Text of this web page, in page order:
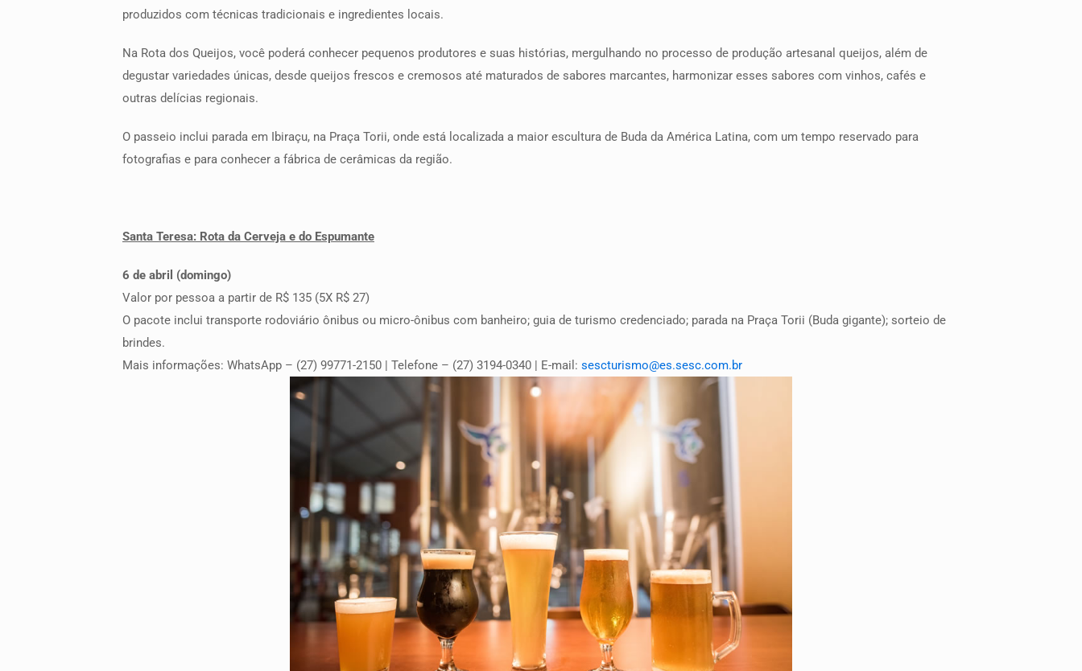
produzidos com técnicas tradicionais e ingredientes locais.
Na Rota dos Queijos, você poderá conhecer pequenos produtores e suas histórias, mergulhando no processo de produção artesanal queijos, além de
degustar variedades únicas, desde queijos frescos e cremosos até maturados de sabores marcantes, harmonizar esses sabores com vinhos, cafés e
outras delícias regionais.
O passeio inclui parada em Ibiraçu, na Praça Torii, onde está localizada a maior escultura de Buda da América Latina, com um tempo reservado para
fotografias e para conhecer a fábrica de cerâmicas da região.
Santa Teresa: Rota da Cerveja e do Espumante
6 de abril (domingo)
Valor por pessoa a partir de R$ 135 (5X R$ 27)
O pacote inclui transporte rodoviário ônibus ou micro-ônibus com banheiro; guia de turismo credenciado; parada na Praça Torii (Buda gigante); sorteio de
brindes.
Mais informações: WhatsApp – (27) 99771-2150 | Telefone – (27) 3194-0340 | E-mail: sescturismo@es.sesc.com.br